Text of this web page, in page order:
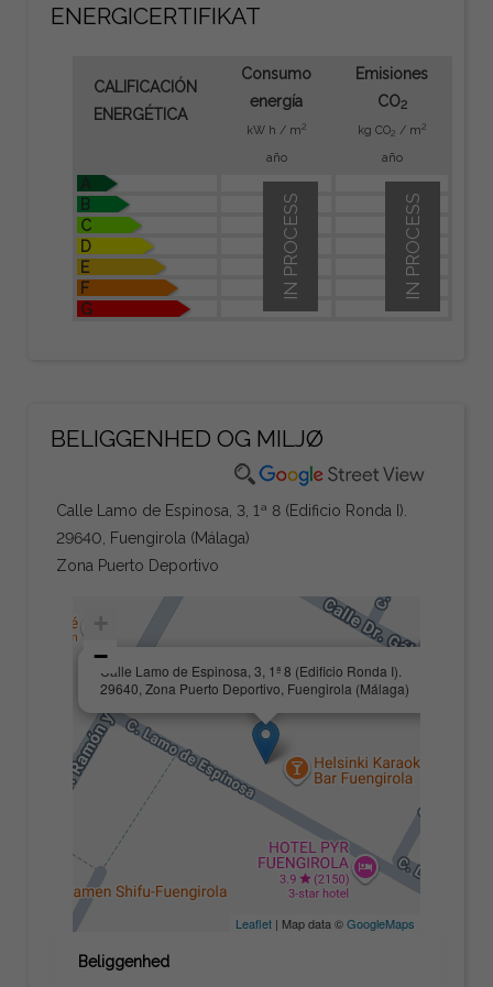
ENERGICERTIFIKAT
CALIFICACIÓN
ENERGÉTICA
Consumo
energía
kW h / m2
año
Emisiones
CO2
kg CO2 / m2
año
A
B
C
D
E
F
G
IN PROCESS
IN PROCESS
BELIGGENHED OG MILJØ
Calle Lamo de Espinosa, 3, 1ª 8 (Edificio Ronda I).
29640, Fuengirola (Málaga)
Zona Puerto Deportivo
Calle Lamo de Espinosa, 3, 1ª 8 (Edificio Ronda I).
29640, Zona Puerto Deportivo, Fuengirola (Málaga)
−
Leaflet| Map data ©GoogleMaps
Beliggenhed